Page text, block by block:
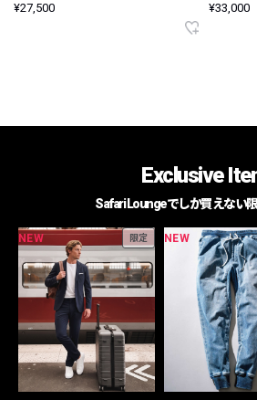
¥27,500 ¥33,000
Exclusive
Safari Loungeでしか買えない
NEW 限定 NEW